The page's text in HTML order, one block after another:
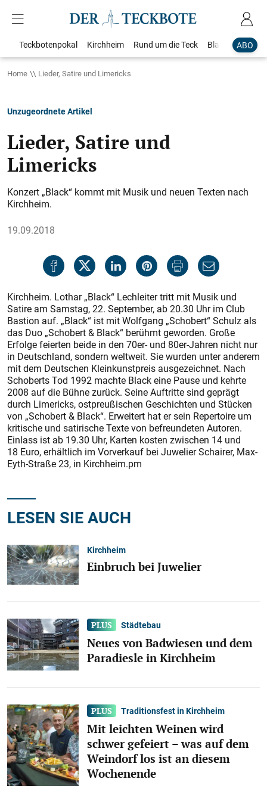
ABO
Teckbotenpokal Kirchheim Rund um die Teck Blaulicht
Home Lieder, Satire und Limericks
Unzugeordnete Artikel
Lieder, Satire und
Limericks
Konzert „Black“ kommt mit Musik und neuen Texten nach
Kirchheim.
19.09.2018
Kirchheim. Lothar „Black“ Lechleiter tritt mit Musik und
Satire am Samstag, 22. September, ab 20.30 Uhr im Club
Bastion auf. „Black“ ist mit Wolfgang „Schobert“ Schulz als
das Duo „Schobert & Black“ berühmt geworden. Große
Erfolge feierten beide in den 70er- und 80er-Jahren nicht nur
in Deutschland, sondern weltweit. Sie wurden unter anderem
mit dem Deutschen Kleinkunstpreis ausgezeichnet. Nach
Schoberts Tod 1992 machte Black eine Pause und kehrte
2008 auf die Bühne zurück. Seine Auftritte sind geprägt
durch Limericks, ostpreußischen Geschichten und Stücken
von „Schobert & Black“. Erweitert hat er sein Repertoire um
kritische und satirische Texte von befreundeten Autoren.
Einlass ist ab 19.30 Uhr, Karten kosten zwischen 14 und
18 Euro, erhältlich im Vorverkauf bei Juwelier Schairer, Max-
Eyth-Straße 23, in Kirchheim.pm
LESEN SIE AUCH
Kirchheim
Einbruch bei Juwelier
Städtebau
Neues von Badwiesen und dem
Paradiesle in Kirchheim
Traditionsfest in Kirchheim
Mit leichten Weinen wird
schwer gefeiert – was auf dem
Weindorf los ist an diesem
Wochenende